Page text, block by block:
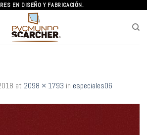
EN DISEÑO Y FABRICACIÓN.
at 2098 × 1793 in especiales06